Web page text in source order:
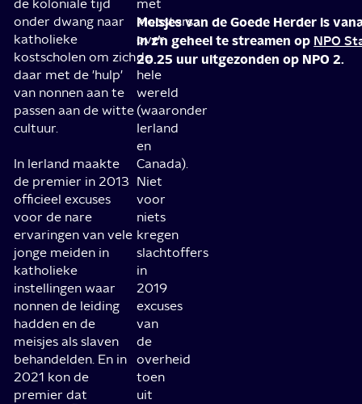
de koloniale tijd
onder dwang naar
katholieke
kostscholen om zich
daar met de 'hulp'
van nonnen aan te
passen aan de witte
cultuur.
In Ierland maakte
de premier in 2013
officieel excuses
voor de nare
ervaringen van vele
jonge meiden in
katholieke
instellingen waar
nonnen de leiding
hadden en de
meisjes als slaven
behandelden. En in
2021 kon de
premier dat
met
kloosters
over
de
hele
wereld
(waaronder
Ierland
en
Canada).
Niet
voor
niets
kregen
slachtoffers
in
2019
excuses
van
de
overheid
toen
uit
Meisjes van de Goede Herder is
in z'n geheel te streamen op NPO
20.25 uur uitgezonden op NPO 2.